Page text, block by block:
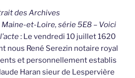
des Archives
et-Loire, série 5E8 – Voici
: Le vendredi 10 juillet 1620
nous René Serezin notaire royal
et personnellement establis
Haran sieur de Lespervière